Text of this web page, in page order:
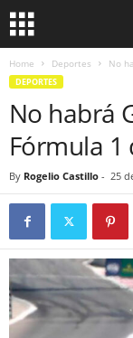
Home Deportes No
DEPORTES
No habrá
Fórmula 1
By Rogelio Castillo - 25